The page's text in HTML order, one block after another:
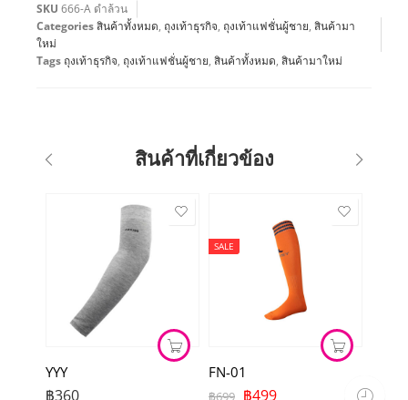
SKU 666-A ดำล้วน
Categoriesสินค้าทั้งหมด, ถุงเท้าธุรกิจ, ถุงเท้าแฟชั่นผู้ชาย, สินค้ามา
ใหม่
Tags ถุงเท้าธุรกิจ, ถุงเท้าแฟชั่นผู้ชาย, สินค้าทั้งหมด, สินค้ามาใหม่
สินค้าที่เกี่ยวข้อง
YYY
฿360
SALE
FN-01
฿699 ฿499